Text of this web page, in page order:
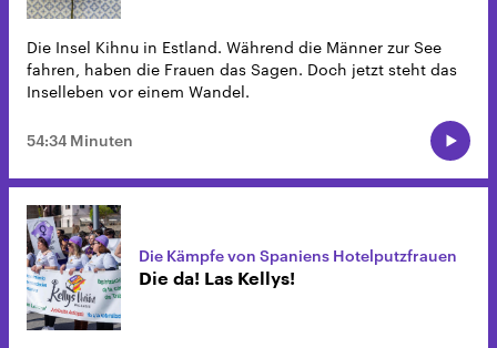
Die Insel Kihnu in Estland. Während die Männer zur See
fahren, haben die Frauen das Sagen. Doch jetzt steht das
Inselleben vor einem Wandel.
54:34 Minuten
Die Kämpfe von Spaniens Hotelputzfrauen
Die da! Las Kellys!